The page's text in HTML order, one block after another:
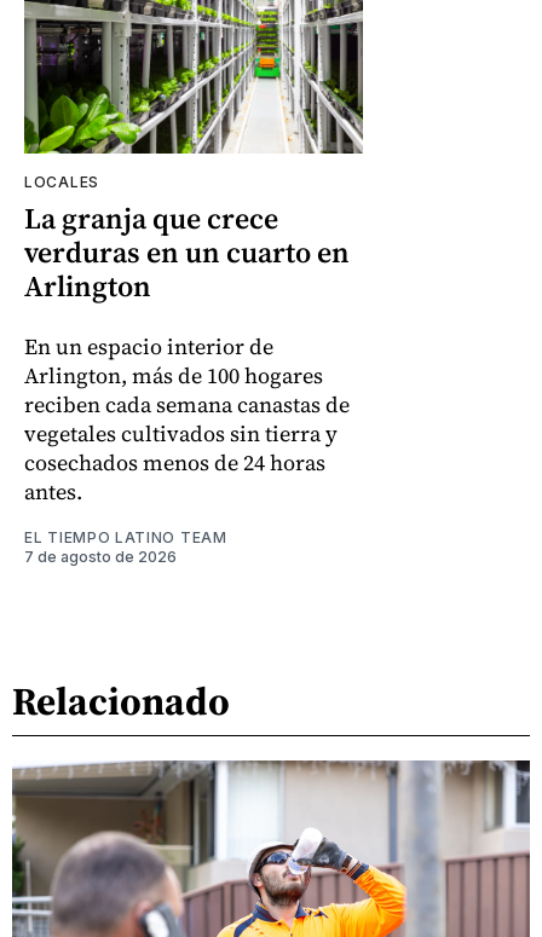
LOCALES
La granja que crece
verduras en un cuarto en
Arlington
En un espacio interior de
Arlington, más de 100 hogares
reciben cada semana canastas de
vegetales cultivados sin tierra y
cosechados menos de 24 horas
antes.
EL TIEMPO LATINO TEAM
7 de agosto de 2026
Relacionado